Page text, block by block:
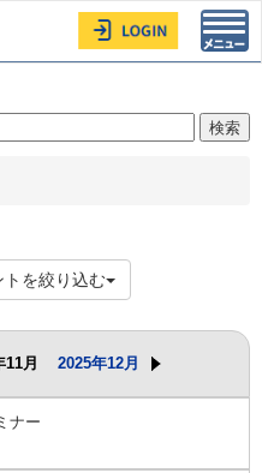
トを絞り込む
11月 2025年12月
ナー